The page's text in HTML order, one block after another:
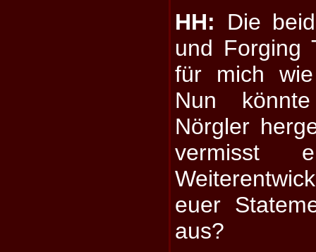
HH: Die
und Forging
für mich
Nun
Nörgler
vermisst
euer
aus?